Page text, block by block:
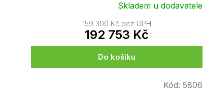
Skladem u dodavatele
159 300 Kč bez DPH
192 753 Kč
Do košíku
Kód: 5806